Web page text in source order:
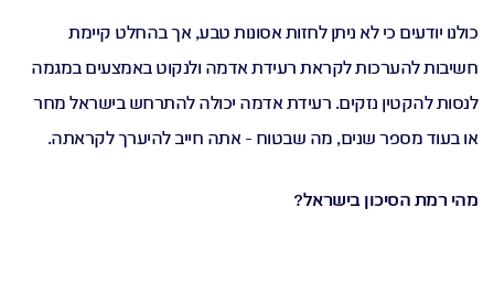
כולנו יודעים כי לא ניתן לחזות אסונות טבע, אך בהחלט קיימת
חשיבות להערכות לקראת רעידת אדמה ולנקוט באמצעים במגמה
לנסות להקטין נזקים. רעידת אדמה יכולה להתרחש בישראל מחר
או בעוד מספר שנים, מה שבטוח - אתה חייב להיערך לקראתה.
מהי רמת הסיכון בישראל?